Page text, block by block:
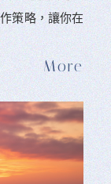
策略，讓你在